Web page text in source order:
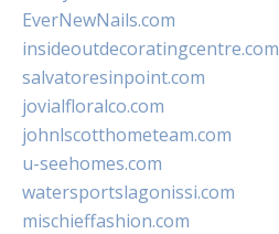
EverNewNails.com
insideoutdecoratingcentre.com
salvatoresinpoint.com
jovialfloralco.com
johnlscotthometeam.com
u-seehomes.com
watersportslagonissi.com
mischieffashion.com